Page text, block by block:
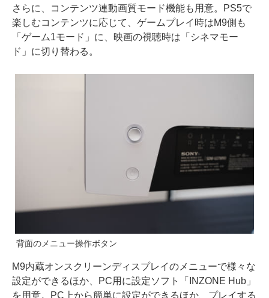
さらに、コンテンツ連動画質モード機能も用意。PS5で
楽しむコンテンツに応じて、ゲームプレイ時はM9側も
「ゲーム1モード」に、映画の視聴時は「シネマモー
ド」に切り替わる。
背面のメニュー操作ボタン
M9内蔵オンスクリーンディスプレイのメニューで様々な
設定ができるほか、PC用に設定ソフト「INZONE Hub」
を用意。PC上から簡単に設定ができるほか、プレイする